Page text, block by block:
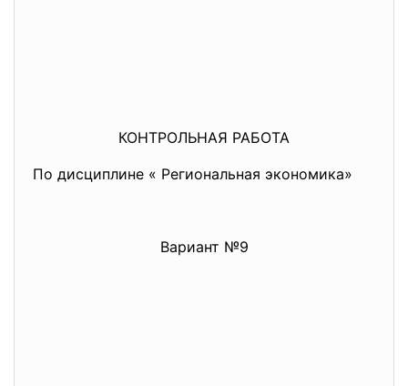
КОНТРОЛЬНАЯ РАБОТА
По дисциплине « Региональная экономика»
Вариант №9